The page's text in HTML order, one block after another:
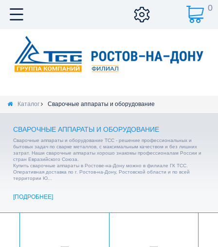
0
Каталог Сварочные аппараты и оборудование
СВАРОЧНЫЕ АППАРАТЫ И ОБОРУДОВАНИЕ
Сварочные аппараты и оборудование ТСС - решение профессиональных и
бытовых задач по сварке металлов, с максимальным качеством и без лишних
затрат. Наши сварочные аппараты хорошо знакомы профессионалам России и
стран Евразийского Союза.
Купить сварочные аппараты в Ростове-на-Дону можно в филиале ГК ТСС.
Оперативная доставка по г. Ростов-на-Дону, Ростовской области и по всей
территории Ю...
ПОДРОБНЕЕ